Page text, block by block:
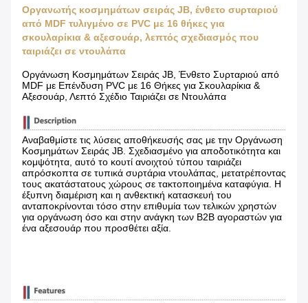
Οργανωτής κοσμημάτων σειράς JB, ένθετο συρταριού
από MDF τυλιγμένο σε PVC με 16 θήκες για
σκουλαρίκια & αξεσουάρ, λεπτός σχεδιασμός που
ταιριάζει σε ντουλάπα
Οργάνωση Κοσμημάτων Σειράς JB, Ένθετο Συρταριού από
MDF με Επένδυση PVC με 16 Θήκες για Σκουλαρίκια &
Αξεσουάρ, Λεπτό Σχέδιο Ταιριάζει σε Ντουλάπα
Αναβαθμίστε τις λύσεις αποθήκευσής σας με την Οργάνωση
Κοσμημάτων Σειράς JB. Σχεδιασμένο για αποδοτικότητα και
κομψότητα, αυτό το κουτί ανοιχτού τύπου ταιριάζει
απρόσκοπτα σε τυπικά συρτάρια ντουλάπας, μετατρέποντας
τους ακατάστατους χώρους σε τακτοποιημένα καταφύγια. Η
έξυπνη διαμέριση και η ανθεκτική κατασκευή του
ανταποκρίνονται τόσο στην επιθυμία των τελικών χρηστών
για οργάνωση όσο και στην ανάγκη των B2B αγοραστών για
ένα αξεσουάρ που προσθέτει αξία.